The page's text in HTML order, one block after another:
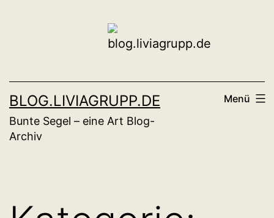
BLOG.LIVIAGRUPP.DE
Bunte Segel – eine Art Blog-
Archiv
Menü